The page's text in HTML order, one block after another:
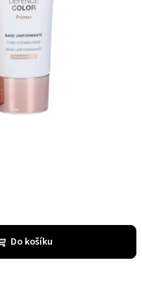
Do košíku